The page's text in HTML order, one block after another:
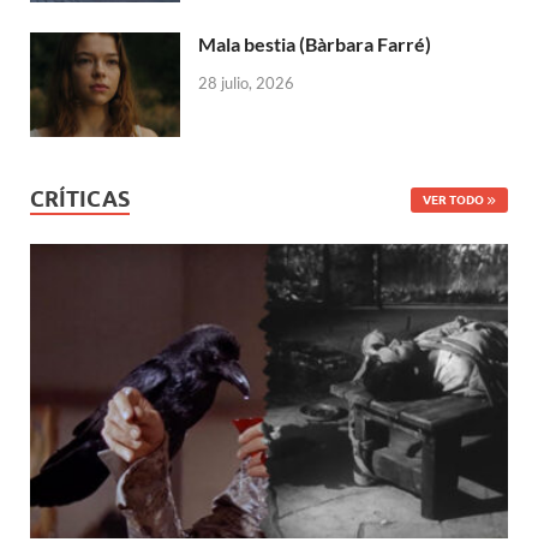
Mala bestia (Bàrbara Farré)
28 julio, 2026
CRÍTICAS VER TODO